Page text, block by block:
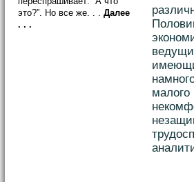
это?”. Но все же. . . Далее
. . .